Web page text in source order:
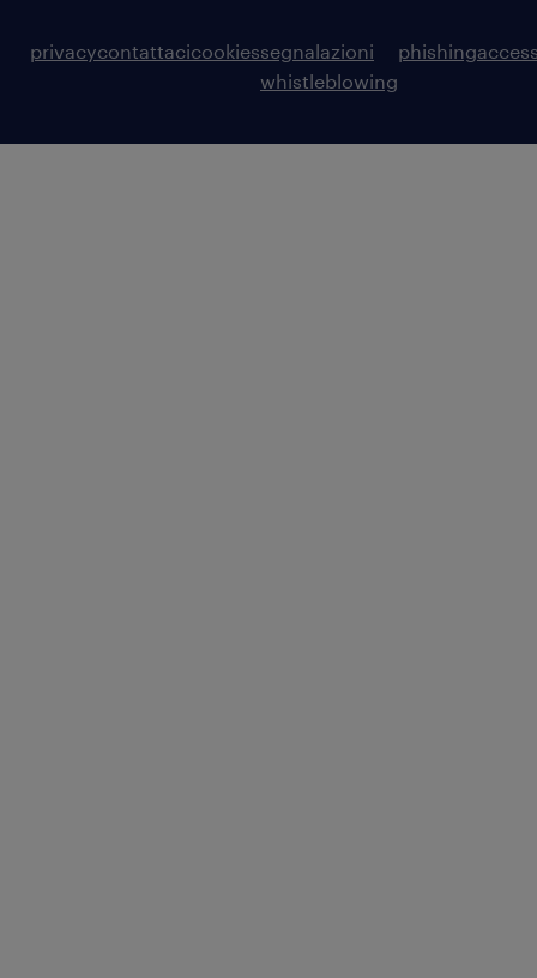
privacycontattacicookiessegnalazioni
whistleblowing
phishing